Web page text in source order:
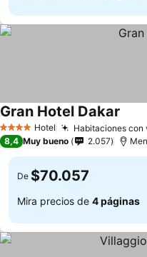
4 EstrellasHotel Habitaciones con
Gran Hotel Dakar
8,4 Muy bueno 2.057
De $70.057
Mira precios de 4 páginas